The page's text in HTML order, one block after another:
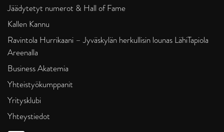
Jäädytetyt numerot & Hall of Fame
Kallen Kannu
Ravintola Hurrikaani – Jyväskylän herkullisin lounas LähiTapiola
Areenalla
Business Akatemia
Yhteistyökumppanit
Yritysklubi
Yhteystiedot